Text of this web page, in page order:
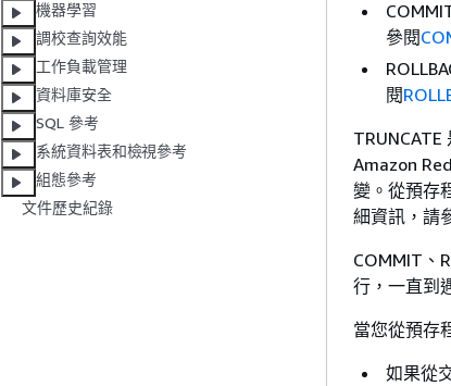
機器學習
調校查詢效能
工作負載管理
資料庫安全
SQL 參考
系統資料表和檢視參考
組態參考
文件歷史紀錄
參閱
閱
Amazon
變。從預存
細資訊，請
COMMIT、
行，一直到
當您從預存
如果從